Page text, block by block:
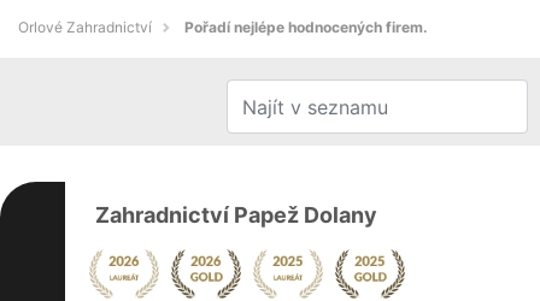
Orlové Zahradnictví Pořadí nejlépe hodnocených firem.
Zahradnictví Papež Dolany